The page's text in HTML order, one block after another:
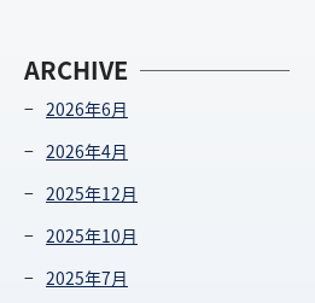
ARCHIVE
2026年6月
2026年4月
2025年12月
2025年10月
2025年7月